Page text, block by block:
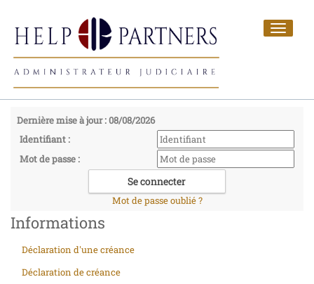
Toggle
Dernière mise à jour : 08/08/2026
Identifiant :
Mot de passe :
Mot de passe oublié ?
Informations
Déclaration d'une créance
Déclaration de créance